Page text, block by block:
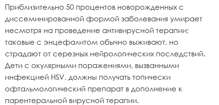
Приблизительно 50 процентов новорожденных с
диссеминированной формой заболевания умирает
несмотря на проведение антивирусной терапии;
таковые с энцефалитом обычно выживают, но
страдают от серезных нейрологических последствий.
Дети с окулярными поражениями, вызванными
инфекцией HSV, должны получать топически
офтальмологический препарат в дополнение к
парентеральной вирусной терапии.